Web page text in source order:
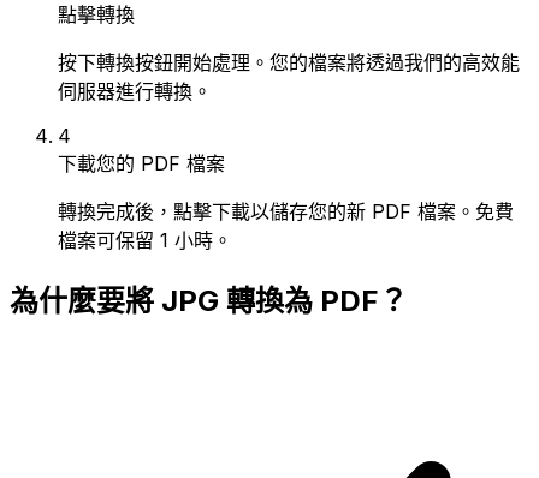
點擊轉換
按下轉換按鈕開始處理。您的檔案將透過我們的高效能
伺服器進行轉換。
4
下載您的 PDF 檔案
轉換完成後，點擊下載以儲存您的新 PDF 檔案。免費
檔案可保留 1 小時。
為什麼要將 JPG 轉換為 PDF？